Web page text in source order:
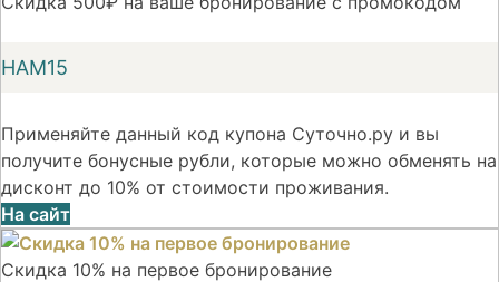
НАМ15
Применяйте данный код купона Суточно.ру и вы
получите бонусные рубли, которые можно обменять на
дисконт до 10% от стоимости проживания.
На сайт
Скидка 10% на первое бронирование